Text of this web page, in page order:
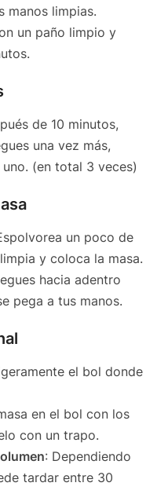
manos limpias.
un paño limpio y
de 10 minutos,
una vez más,
(en total 3 veces)
un poco de
y coloca la masa.
hacia adentro
pega a tus manos.
el bol donde
en el bol con los
con un trapo.
: Dependiendo
tardar entre 30